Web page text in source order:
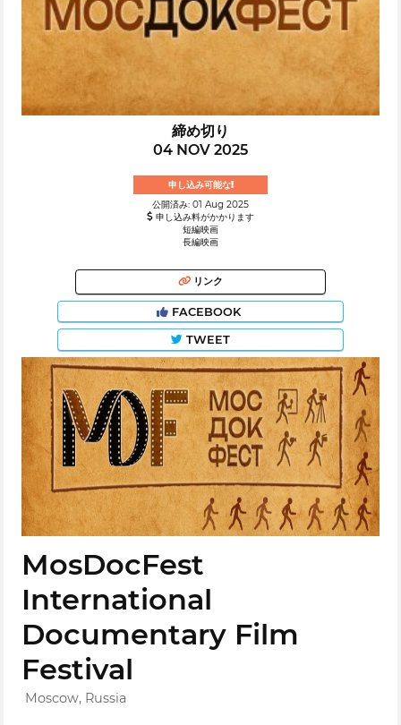
締め切り
04 NOV 2025
申し込み可能な!
公開済み: 01 Aug 2025
申し込み料がかかります
短編映画
長編映画
リンク
FACEBOOK
TWEET
MosDocFest
International
Documentary Film
Festival
Moscow, Russia